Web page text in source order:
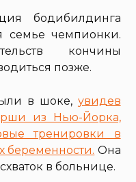
бодибилдинга
семье чемпионки.
кончины
позже.
в шоке, увидев
из Нью-Йорка,
тренировки в
беременности. Она
в больнице.